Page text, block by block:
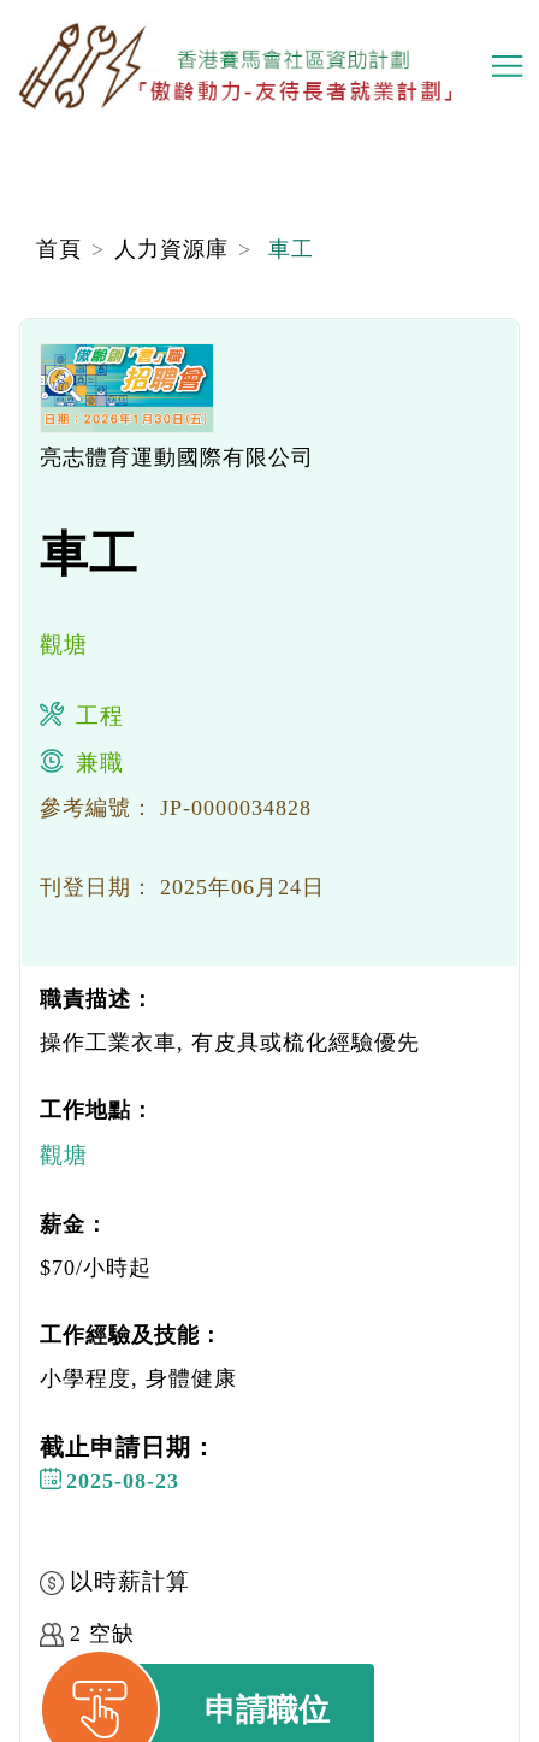
主
內
首頁 人力資源庫 車工
亮志體育運動國際有限公司
車工
觀塘
工程
兼職
參考編號： JP-0000034828
刊登日期： 2025年06月24日
職責描述：
操作工業衣車, 有皮具或梳化經驗優先
工作地點：
觀塘
薪金：
$70/小時起
工作經驗及技能：
小學程度, 身體健康
截止申請日期：
2025-08-23
以時薪計算
2 空缺
申請職位